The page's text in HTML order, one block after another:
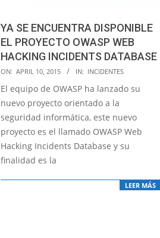
YA SE ENCUENTRA DISPONIBLE
EL PROYECTO OWASP WEB
HACKING INCIDENTS DATABASE
2015-
04-
10
ON: APRIL 10, 2015 IN: INCIDENTES
El equipo de OWASP ha lanzado su
nuevo proyecto orientado a la
seguridad informática, este nuevo
proyecto es el llamado OWASP Web
Hacking Incidents Database y su
finalidad es la
LEER MÁS